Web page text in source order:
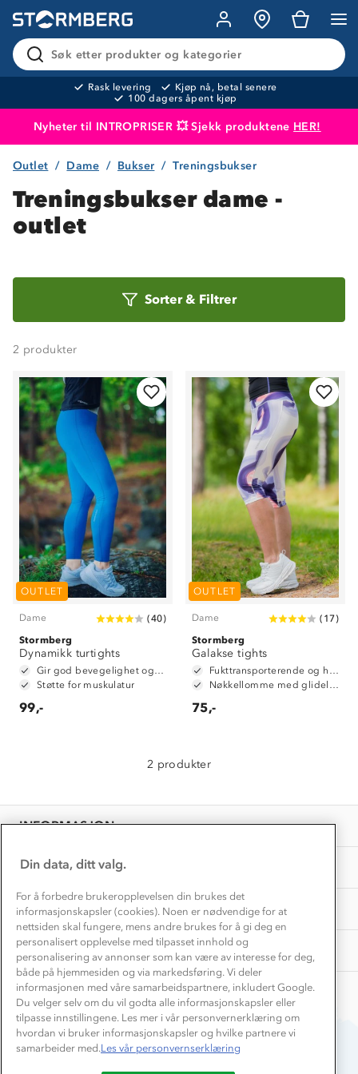
Søk etter produkter og kategorier
Rask levering
Kjøp nå, betal senere
100 dagers åpent kjøp
Nyheter til INTROPRISER 💥 Sjekk produktene HER!
Produktet er lagt i handlekurven Til kassen
Outlet Dame Bukser Treningsbukser
Treningsbukser dame -
outlet
Sorter& Filtrer
2 produkter
OUTLET
Dame (40)
Stormberg
Dynamikk turtights
Gir god bevegelighet og fleksibilitet
Støtte for muskulatur
99,-
OUTLET
Dame ( 17)
Stormberg
Galakse tights
Fukttransporterende og hurtigtørkende
Nøkkellomme med glidelås bak i linning
75,-
2 produkter
INFORMASJON
Kundeservice
Kontakt oss
Konkurransevinnere
Kundeklubb
Presse
OM OSS
Om Stormberg
Verdigrunnlag
Klima og miljø
Dyreetikk
1% til samfunnet
Samarbeide med oss?
TIPS OG RÅD
Trelagsprinsippet barn
Alt du trenger til Norgesferien
Dette trenger du til barnehagen
Gravidklær
Store størrelser
Turmat oppskrifter
Beredskap
AKTIVITETER
Få turinspirasjon og tips her⛰
Overnatte utendørs⛺
Leirskole 🥾
Barnehageansatt
Tips til hyttetur
Din data, ditt valg.
For å forbedre brukeropplevelsen din brukes det
informasjonskapsler (cookies). Noen er nødvendige for at
nettsiden skal fungere, mens andre brukes for å gi deg en
personalisert opplevelse med tilpasset innhold og
personalisering av annonser som kan være av interesse for deg,
både på hjemmesiden og via markedsføring. Vi deler
informasjonen med våre samarbeidspartnere, inkludert Google.
Du velger selv om du vil godta alle informasjonskapsler eller
tilpasse innstillingene. Les mer i vår personvernerklæring om
hvordan vi bruker informasjonskapsler og hvilke partnere vi
samarbeider med.Les vår personvernserklæring